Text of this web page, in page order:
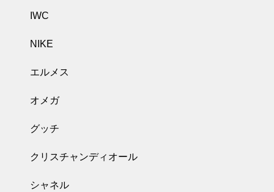
IWC
NIKE
エルメス
オメガ
グッチ
クリスチャンディオール
シャネル